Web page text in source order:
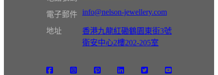
電子郵件 info@nelson-jewellery.com
地址
香港九龍紅磡鶴園東街3號
衛安中心2樓202-205室